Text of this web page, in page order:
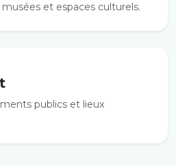
et espaces culturels.
publics et lieux